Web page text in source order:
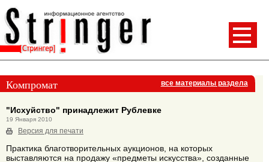
Компромат все материалы раздела
"Исхуйство" принадлежит Рублевке
19 Января 2010
Версия для печати
Практика благотворительных аукционов, на которых
выставляются на продажу «предметы искусства», созданные